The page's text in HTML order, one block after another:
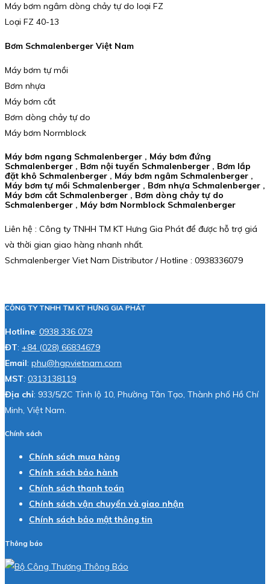
Máy bơm ngâm dòng chảy tự do loại FZ
Loại FZ 40-13
Bơm Schmalenberger Việt Nam
Máy bơm tự mồi
Bơm nhựa
Máy bơm cắt
Bơm dòng chảy tự do
Máy bơm Normblock
Máy bơm ngang Schmalenberger , Máy bơm đứng
Schmalenberger , Bơm nội tuyến Schmalenberger , Bơm lắp
đặt khô Schmalenberger , Máy bơm ngâm Schmalenberger ,
Máy bơm tự mồi Schmalenberger , Bơm nhựa Schmalenberger ,
Máy bơm cắt Schmalenberger , Bơm dòng chảy tự do
Schmalenberger , Máy bơm Normblock Schmalenberger
Liên hệ : Công ty TNHH TM KT Hưng Gia Phát để được hỗ trợ giá
và thời gian giao hàng nhanh nhất.
Schmalenberger Viet Nam Distributor / Hotline : 0938336079
CÔNG TY TNHH TM KT HƯNG GIA PHÁT
Hotline: 0938 336 079
ĐT: +84 (028) 66834679
Email: phu@hgpvietnam.com
MST: 0313138119
Địa chỉ: 933/5/2C Tỉnh lộ 10, Phường Tân Tạo, Thành phố Hồ Chí
Minh, Việt Nam.
Chính sách
Chính sách mua hàng
Chính sách bảo hành
Chính sách thanh toán
Chính sách vận chuyển và giao nhận
Chính sách bảo mật thông tin
Thông báo